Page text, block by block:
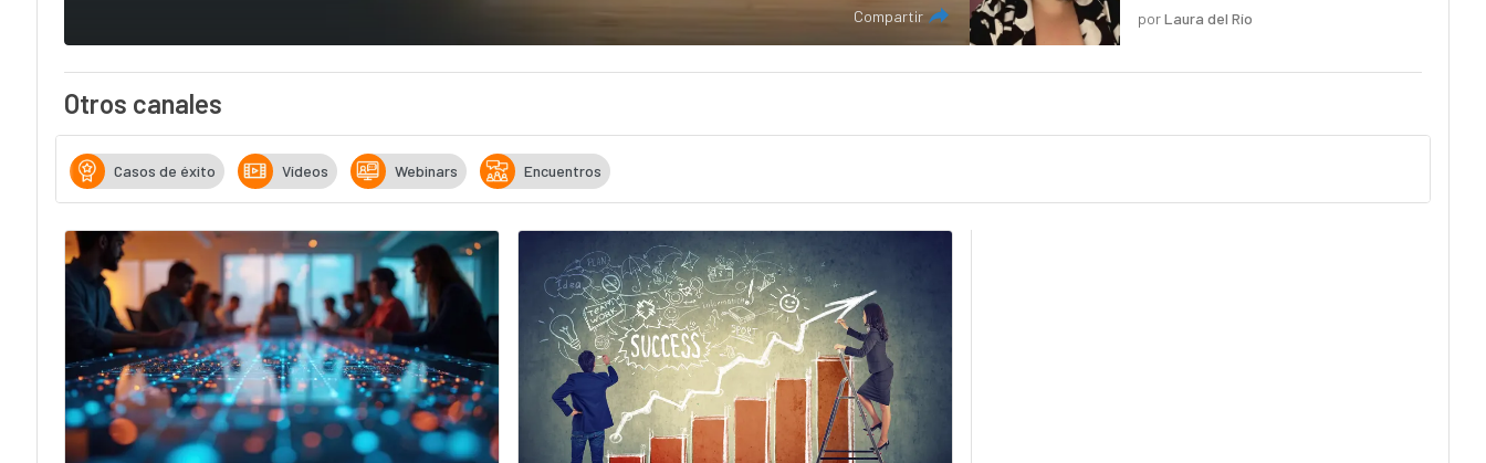
Compartir
textos técnicamente perfectos,
pero planos y predecibles"
porLaura del Río
Otros canales
Casos de éxito Vídeos Webinars Encuentros